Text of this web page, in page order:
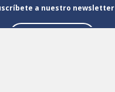
a nuestro newsletter